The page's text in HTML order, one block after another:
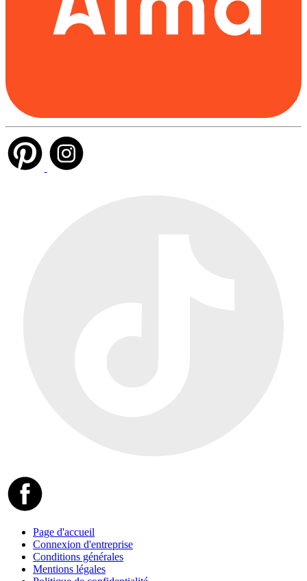
Page d'accueil
Connexion d'entreprise
Conditions générales
Mentions légales